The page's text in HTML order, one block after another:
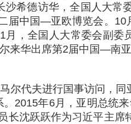
沙希德访华，全国人大常
届中国—亚欧博览会。10
月，全国人大常委会副委
来华出席第2届中国—南
尔代夫进行国事访问，
。2015年6月，亚明总统
长沈跃跃作为习近平主席